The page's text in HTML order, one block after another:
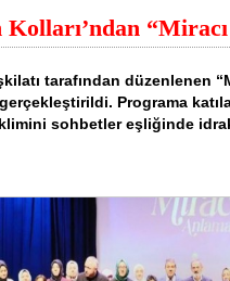
tarafından düzenlenen
Programa
sohbetler eşliğinde